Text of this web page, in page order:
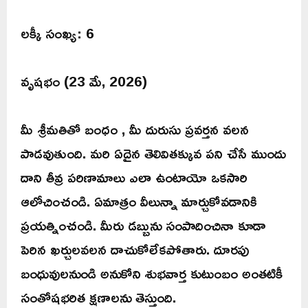
లక్కీ సంఖ్య: 6
వృషభం (23 మే, 2026)
మీ శ్రీమతితో బంధం , మీ దురుసు ప్రవర్తన వలన
పాడవుతుంది. మరి ఏదైన తెలివితక్కువ పని చేసే ముందు
దాని తీవ్ర పరిణామాలు ఎలా ఉంటాయో ఒకసారి
ఆలోచించండి. ఏమాత్రం వీలున్నా మార్చుకోవడానికి
ప్రయత్నించండి. మీరు డబ్బును సంపాదించినా కూడా
పెరిన ఖర్చులవలన దాచుకోలేకపోతారు. దూరపు
బంధువులనుండి అనుకోని శుభవార్త కుటుంబం అంతటికీ
సంతోషభరిత క్షణాలను తెస్తుంది.